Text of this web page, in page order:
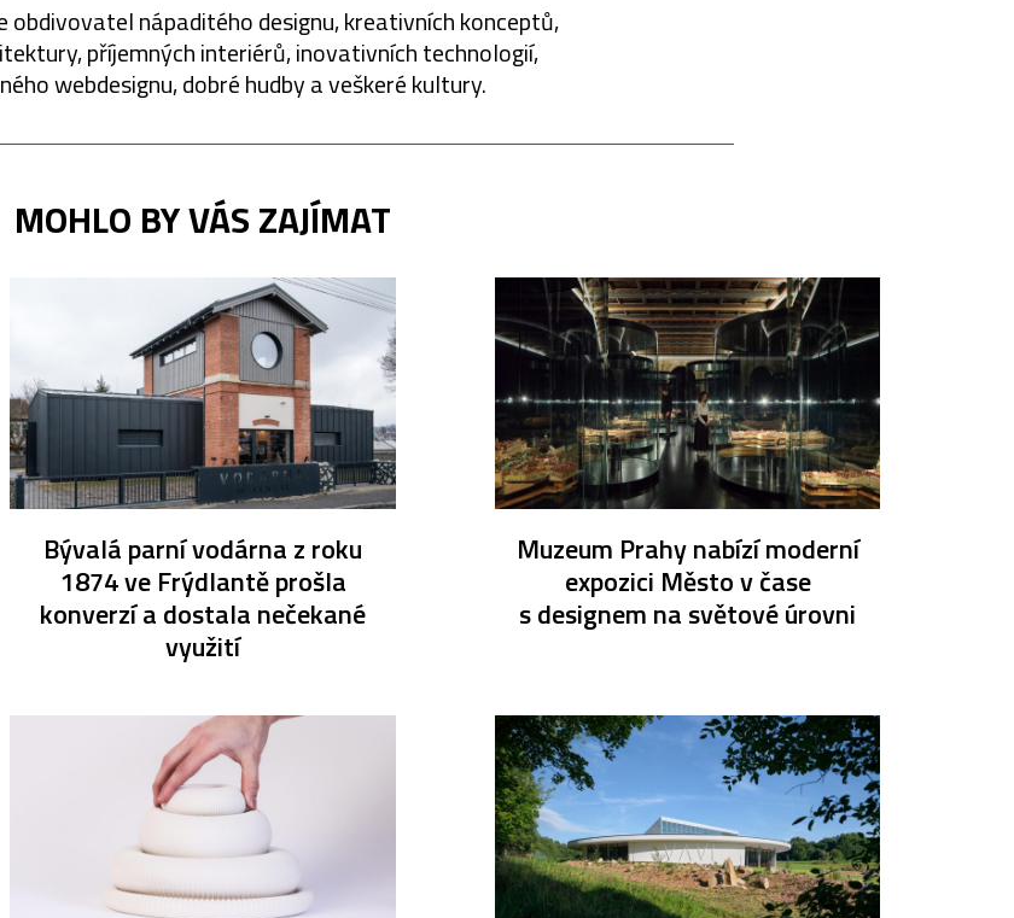
obdivovatel nápaditého designu, kreativních konceptů,
příjemných interiérů, inovativních technologií,
webdesignu, dobré hudby a veškeré kultury.
MOHLO BY VÁS ZAJÍMAT
Bývalá parní vodárna z roku
1874 ve Frýdlantě prošla
konverzí a dostala nečekané
využití
Muzeum Prahy nabízí moderní
expozici Město v čase
s designem na světové úrovni